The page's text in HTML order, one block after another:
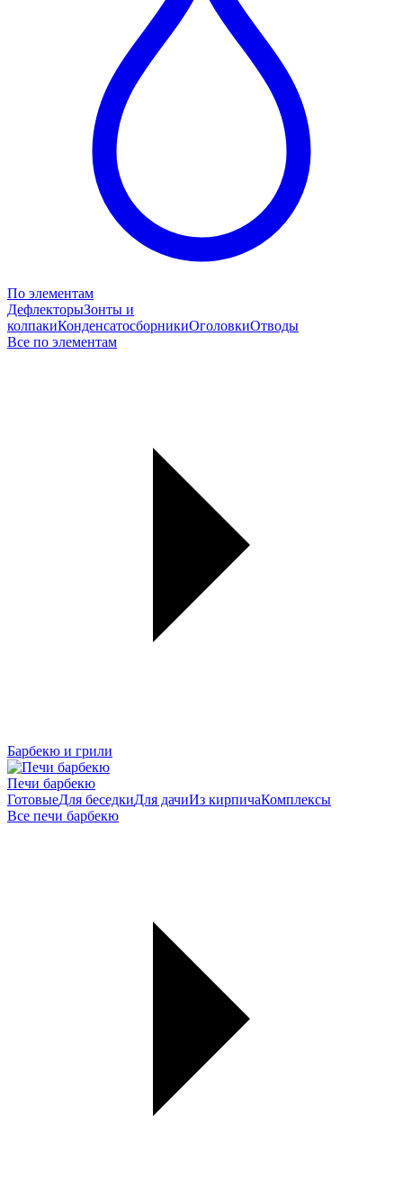
По элементам
ДефлекторыЗонты и
колпакиКонденсатосборникиОголовкиОтводы
Все по элементам
Барбекю и грили
Печи барбекю
ГотовыеДля беседкиДля дачиИз кирпичаКомплексы
Все печи барбекю